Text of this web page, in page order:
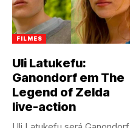
FILMES
Uli Latukefu:
Ganondorf em The
Legend of Zelda
live-action